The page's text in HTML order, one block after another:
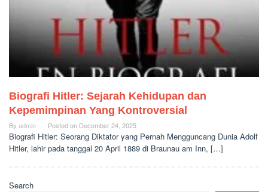
Biografi Hitler: Sejarah Kehidupan dan
Kepemimpinan Yang Kontroversial
By admin Posted on December 24, 2025
Biografi Hitler: Seorang Diktator yang Pernah Mengguncang Dunia Adolf
Hitler, lahir pada tanggal 20 April 1889 di Braunau am Inn, […]
Search